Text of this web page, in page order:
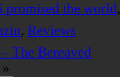
i promised the world
, Reviews
The Bereaved
»